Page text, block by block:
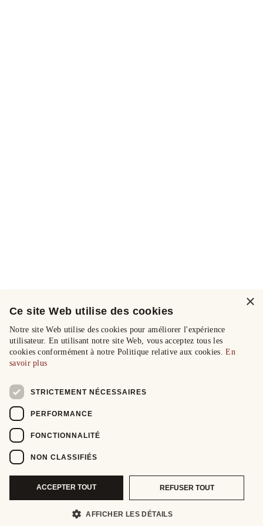
×
Ce site Web utilise des cookies
Notre site Web utilise des cookies pour améliorer l'expérience
utilisateur. En utilisant notre site Web, vous acceptez tous les
cookies conformément à notre Politique relative aux cookies.En
savoir plus
STRICTEMENT NÉCESSAIRES
PERFORMANCE
FONCTIONNALITÉ
NON CLASSIFIÉS
ACCEPTER TOUT REFUSER TOUT
AFFICHER LES DÉTAILS